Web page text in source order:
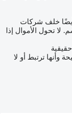
أيضًا خلف شركات
لا تحول الأموال إذا
وأنها ترتبط أو لا